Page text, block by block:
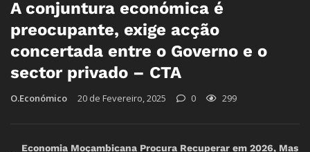
A conjuntura económica é
preocupante, exige acção
concertada entre o Governo e o
sector privado – CTA
O.Económico 20 de Fevereiro, 2025 0 299
Economia Moçambicana Procura Recuperar em 2026, Mas